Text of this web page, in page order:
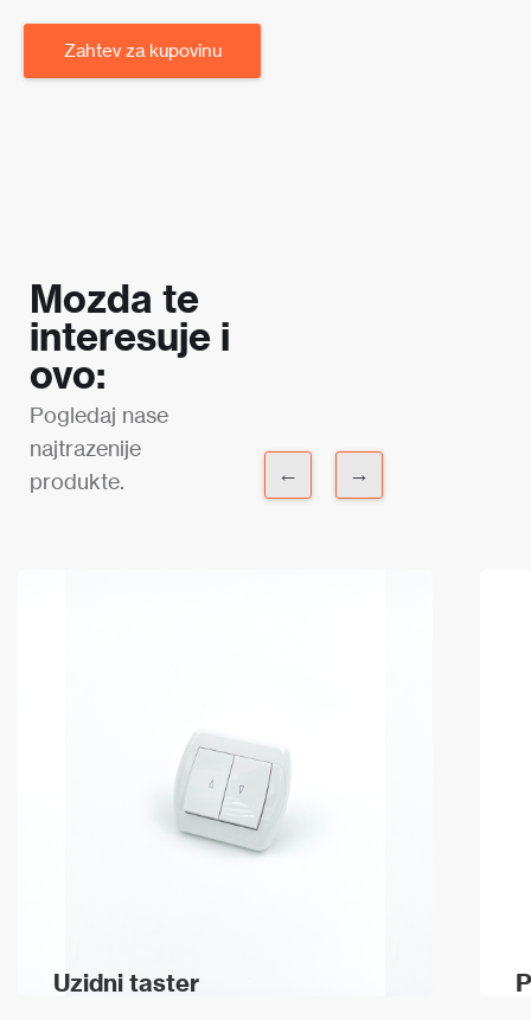
Zahtev za kupovinu
Mozda te
interesuje i
ovo:
Pogledaj nase
najtrazenije
produkte.
← →
Uzidni taster